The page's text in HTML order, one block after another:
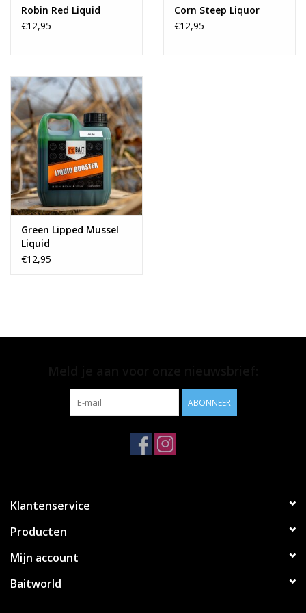
Robin Red Liquid
€12,95
Corn Steep Liquor
€12,95
Green Lipped Mussel
Liquid
€12,95
ABONNEER
Klantenservice
Producten
Mijn account
Baitworld